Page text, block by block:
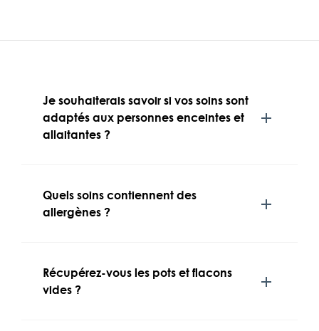
Je souhaiterais savoir si vos soins sont
adaptés aux personnes enceintes et
allaitantes ?
Quels soins contiennent des
allergènes ?
Récupérez-vous les pots et flacons
vides ?